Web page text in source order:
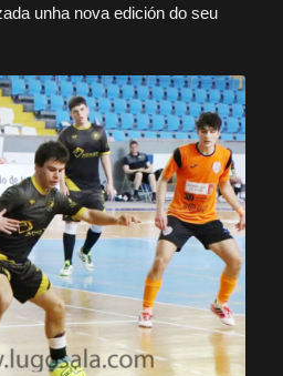
unha nova edición do seu